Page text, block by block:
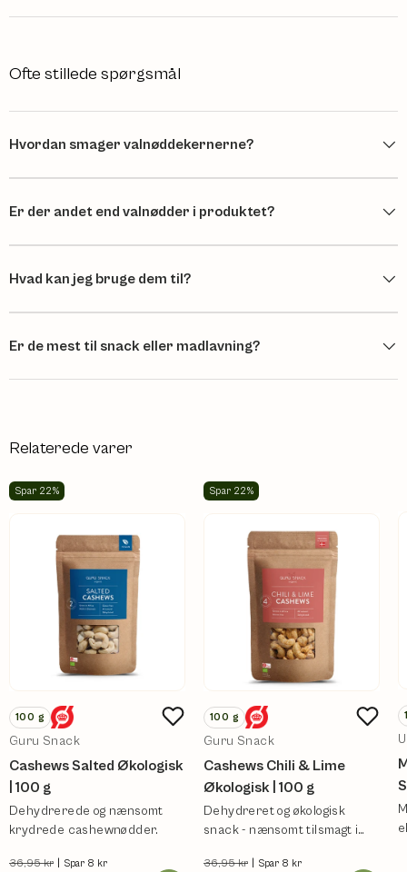
Ofte stillede spørgsmål
Hvordan smager valnøddekernerne?
Er der andet end valnødder i produktet?
Hvad kan jeg bruge dem til?
Er de mest til snack eller madlavning?
Relaterede varer
Spar 22%
100 g
Guru Snack
Cashews Salted Økologisk
| 100 g
Dehydrerede og nænsomt
krydrede cashewnødder.
36,95 kr | Spar 8 kr
Spar 22%
100 g
Guru Snack
Cashews Chili & Lime
Økologisk | 100 g
Dehydreret og økologisk
snack - nænsomt tilsmagt i
36,95 kr | Spar 8 kr